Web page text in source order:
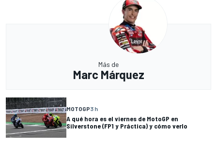
Más de
Marc Márquez
MOTOGP3 h
A qué hora es el viernes de MotoGP en
Silverstone (FP1 y Práctica) y cómo verlo